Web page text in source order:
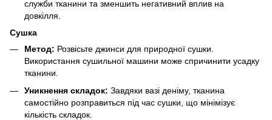
служби тканини та зменшить негативний вплив на
довкілля.
Сушка
Метод: Розвісьте джинси для природної сушки.
Використання сушильної машини може спричинити усадку
тканини.
Уникнення складок: Завдяки вазі деніму, тканина
самостійно розправиться під час сушки, що мінімізує
кількість складок.